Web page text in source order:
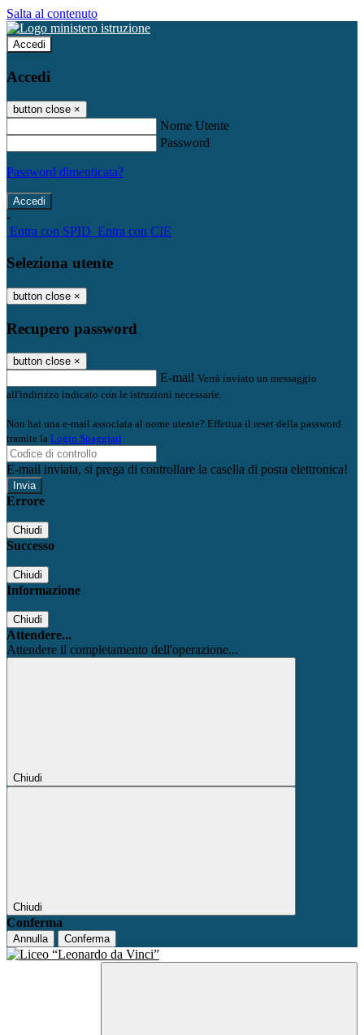
Salta al contenuto
Accedi
Accedi
button close ×
Nome Utente
Password
Password dimenticata?
-
Entra con SPID Entra con CIE
Seleziona utente
button close ×
Recupero password
button close ×
E-mail Verrà inviato un messaggio
all'indirizzo indicato con le istruzioni necessarie.
Non hai una e-mail associata al nome utente? Effettua il reset della password
tramite la Login Spaggiari
E-mail inviata, si prega di controllare la casella di posta elettronica!
Errore
Chiudi
Successo
Chiudi
Informazione
Chiudi
Attendere...
Attendere il completamento dell'operazione...
Chiudi
Chiudi
Conferma
Annulla Conferma